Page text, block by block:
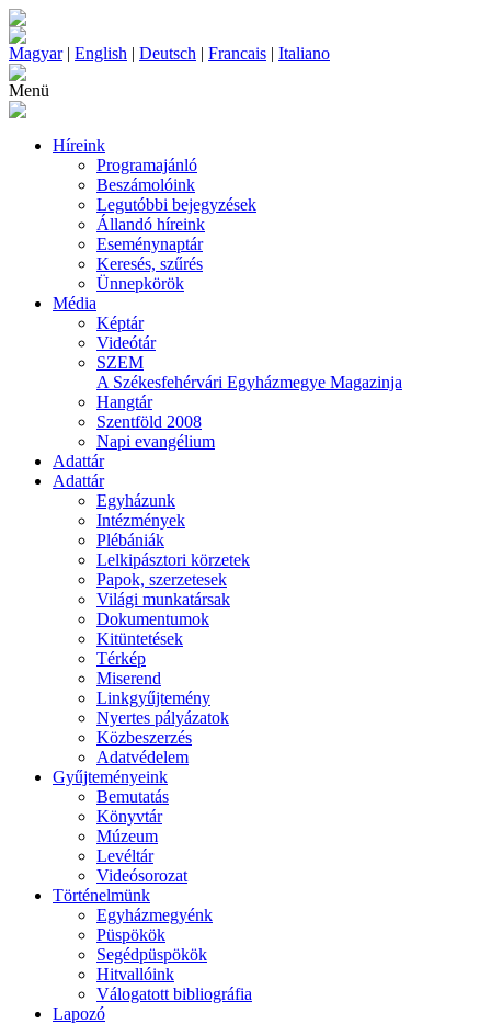
Magyar| English | Deutsch | Francais | Italiano
Menü
Híreink
Programajánló
Beszámolóink
Legutóbbi bejegyzések
Állandó híreink
Eseménynaptár
Keresés, szűrés
Ünnepkörök
Média
Képtár
Videótár
SZEM
A Székesfehérvári Egyházmegye Magazinja
Hangtár
Szentföld 2008
Napi evangélium
Adattár
Adattár
Egyházunk
Intézmények
Plébániák
Lelkipásztori körzetek
Papok, szerzetesek
Világi munkatársak
Dokumentumok
Kitüntetések
Térkép
Miserend
Linkgyűjtemény
Nyertes pályázatok
Közbeszerzés
Adatvédelem
Gyűjteményeink
Bemutatás
Könyvtár
Múzeum
Levéltár
Videósorozat
Történelmünk
Egyházmegyénk
Püspökök
Segédpüspökök
Hitvallóink
Válogatott bibliográfia
Lapozó